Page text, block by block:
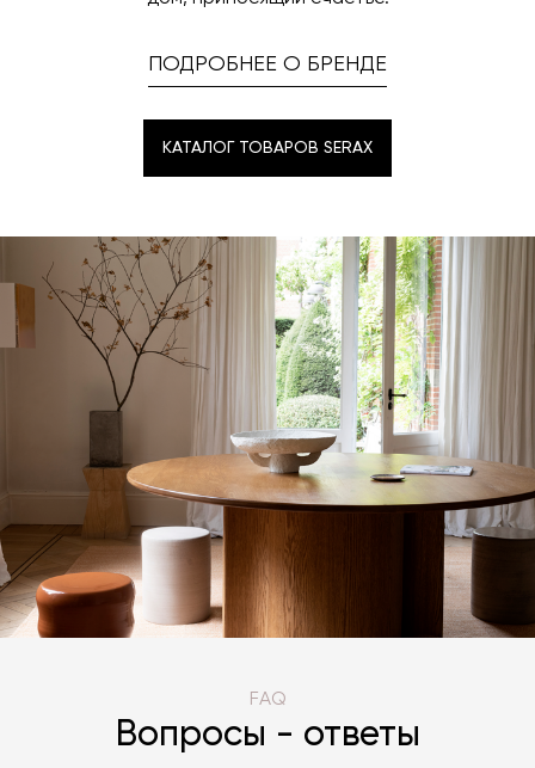
ПОДРОБНЕЕ О БРЕНДЕ
КАТАЛОГ ТОВАРОВ SERAX
FAQ
Вопросы - ответы